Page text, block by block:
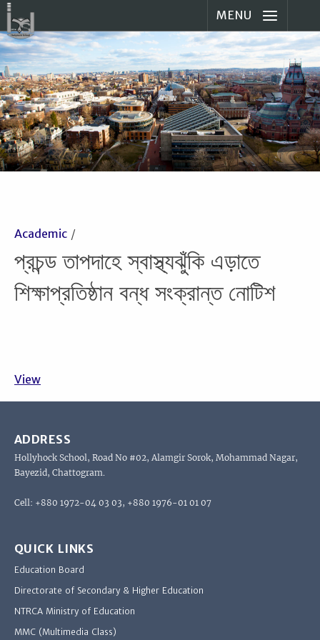
MENU
Academic
প্রচন্ড তাপদাহে স্বাস্থ্যঝুঁকি এড়াতে
শিক্ষাপ্রতিষ্ঠান বন্ধ সংক্রান্ত নোটিশ
View
ADDRESS
Hollyhock School, Road No #02, Alamgir Sorok, Mohammad Nagar,
Bayezid, Chattogram.
Cell: +880 1972-04 03 03, +880 1976-01 01 07
QUICK LINKS
Education Board
Directorate of Secondary & Higher Education
NTRCA Ministry of Education
MMC (Multimedia Class)